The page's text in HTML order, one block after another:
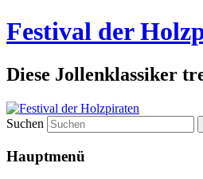
Festival der
Diese Jollenklassiker
Suchen
Hauptmenü